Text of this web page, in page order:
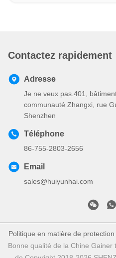
Contactez rapidement
Adresse
Je ne veux pas.401,
communauté Zhangxi, rue
Shenzhen
Téléphone
86-755-2803-2656
Email
sales@huiyunhai.com
Politique en matière de
Bonne qualité de la Chine